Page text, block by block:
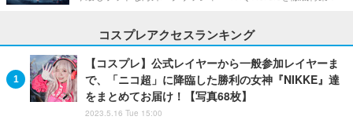
コスプレアクセスランキング
【コスプレ】公式レイヤーから一般参加レイヤーま
で、「ニコ超」に降臨した勝利の女神『NIKKE』達
をまとめてお届け！【写真68枚】
2023.5.16 Tue 15:00